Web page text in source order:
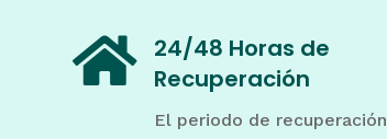
 24/48 Horas de
Recuperación
El periodo de recuperación